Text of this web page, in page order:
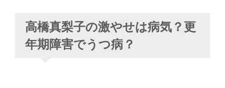
高橋真梨子の激やせは病気？更
年期障害でうつ病？